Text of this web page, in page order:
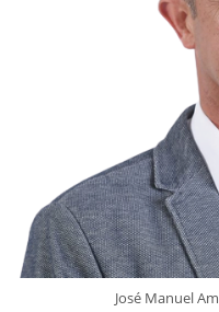
José Manuel